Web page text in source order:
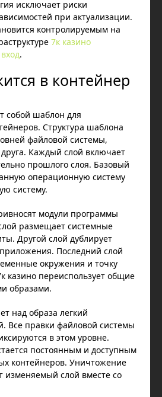
исключает риски
при актуализации.
контролируемым на
7к казино
в контейнер
собой шаблон для
Структура шаблона
файловой системы,
Каждый слой включает
прошлого слоя. Базовый
операционную систему
систему.
модули программы
размещает системные
Другой слой дублирует
Последний слой
окружения и точку
казино переиспользует общие
образами.
над образа легкий
Все правки файловой системы
в этом уровне.
постоянным и доступным
контейнеров. Уничтожение
изменяемый слой вместе со